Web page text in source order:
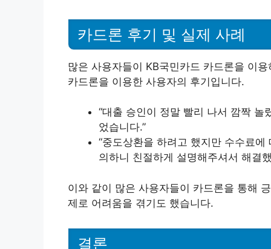
카드론 후기 및 실제 사례
많은 사용자들이 KB국민카드 카드론을 이
카드론을 이용한 사용자의 후기입니다.
“대출 승인이 정말 빨리 나서 깜짝
었습니다.”
“중도상환을 하려고 했지만 수수료
의하니 친절하게 설명해주셔서 해결
이와 같이 많은 사용자들이 카드론을 통해
제로 어려움을 겪기도 했습니다.
결론